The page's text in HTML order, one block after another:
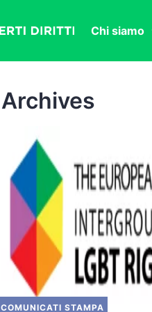
Chi siamo
Archives
COMUNICATI STAMPA